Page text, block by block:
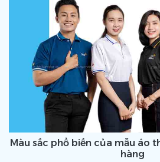
Màu sắc phổ biến của mẫu áo
hàng